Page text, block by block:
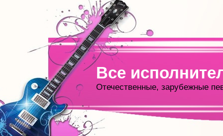
Все
Отечественные, зарубежные